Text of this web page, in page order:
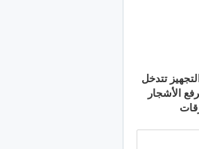
تتدخل
الأشجار